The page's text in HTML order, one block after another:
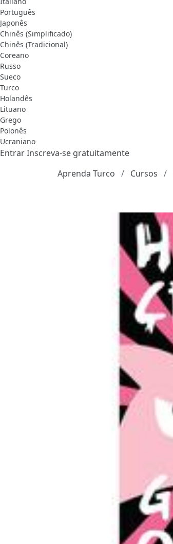
Português
Japonês
Chinês (Simplificado)
Chinês (Tradicional)
Coreano
Russo
Sueco
Turco
Holandês
Lituano
Grego
Polonês
Ucraniano
EntrarInscreva-se gratuitamente
Aprenda Turco
Cursos